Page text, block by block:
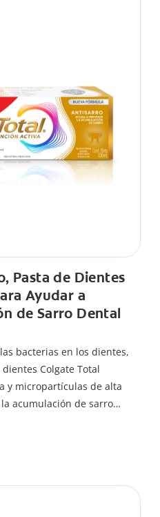
Pasta de Dientes
Ayudar a
de Sarro Dental
bacterias en los dientes,
Colgate Total
y micropartículas de alta
acumulación de sarro